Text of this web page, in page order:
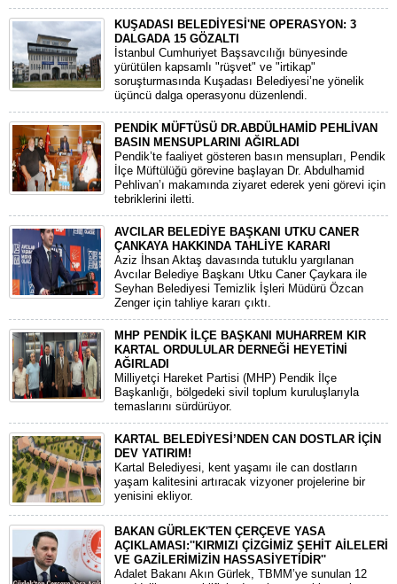
KUŞADASI BELEDİYESİ'NE OPERASYON: 3
DALGADA 15 GÖZALTI
​İstanbul Cumhuriyet Başsavcılığı bünyesinde
yürütülen kapsamlı "rüşvet" ve "irtikap"
soruşturmasında Kuşadası Belediyesi’ne yönelik
üçüncü dalga operasyonu düzenlendi.
PENDİK MÜFTÜSÜ DR.ABDÜLHAMİD PEHLİVAN
BASIN MENSUPLARINI AĞIRLADI
​Pendik’te faaliyet gösteren basın mensupları, Pendik
İlçe Müftülüğü görevine başlayan Dr. Abdulhamid
Pehlivan’ı makamında ziyaret ederek yeni görevi için
tebriklerini iletti.
AVCILAR BELEDİYE BAŞKANI UTKU CANER
ÇANKAYA HAKKINDA TAHLİYE KARARI
​Aziz İhsan Aktaş davasında tutuklu yargılanan
Avcılar Belediye Başkanı Utku Caner Çaykara ile
Seyhan Belediyesi Temizlik İşleri Müdürü Özcan
Zenger için tahliye kararı çıktı.
MHP PENDİK İLÇE BAŞKANI MUHARREM KIR
KARTAL ORDULULAR DERNEĞİ HEYETİNİ
AĞIRLADI
​Milliyetçi Hareket Partisi (MHP) Pendik İlçe
Başkanlığı, bölgedeki sivil toplum kuruluşlarıyla
temaslarını sürdürüyor.
KARTAL BELEDİYESİ’NDEN CAN DOSTLAR İÇİN
DEV YATIRIM!
Kartal Belediyesi, kent yaşamı ile can dostların
yaşam kalitesini artıracak vizyoner projelerine bir
yenisini ekliyor.
BAKAN GÜRLEK'TEN ÇERÇEVE YASA
AÇIKLAMASI:''KIRMIZI ÇİZGİMİZ ŞEHİT AİLELERİ
VE GAZİLERİMİZİN HASSASİYETİDİR''
Adalet Bakanı Akın Gürlek, TBMM’ye sunulan 12